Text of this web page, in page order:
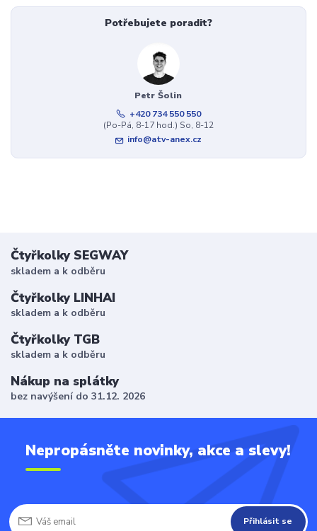
Potřebujete poradit?
Petr Šolin
+420 734 550 550
(Po-Pá, 8-17 hod.) So, 8-12
info@atv-anex.cz
Čtyřkolky SEGWAY
skladem a k odběru
Čtyřkolky LINHAI
skladem a k odběru
Čtyřkolky TGB
skladem a k odběru
Nákup na splátky
bez navýšení do 31.12. 2026
Nepropásněte novinky, akce a slevy!
Přihlásit se